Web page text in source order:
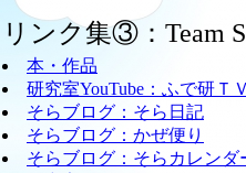
リンク集③：Team
本・作品
研究室YouTube：ふで研Ｔ
そらブログ：そら日記
そらブログ：かぜ便り
そらブログ：そらカレンダ